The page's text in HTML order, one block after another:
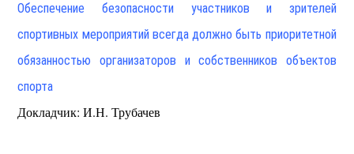
Обеспечение безопасности участников и зрителей
спортивных мероприятий всегда должно быть приоритетной
обязанностью организаторов и собственников объектов
спорта
Докладчик: И.Н. Трубачев